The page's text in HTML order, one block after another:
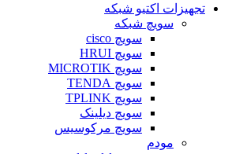
تجهیزات اکتیو شبکه
سویچ شبکه
سویچ cisco
سویچ HRUI
سویچ MICROTIK
سویچ TENDA
سویچ TPLINK
سویچ دیلینک
سویچ مرکوسیس
مودم